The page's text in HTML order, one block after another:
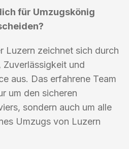
für Umzugskönig
Luzern zeichnet sich durch
Zuverlässigkeit und
aus. Das erfahrene Team
um den sicheren
sondern auch um alle
Umzugs von Luzern